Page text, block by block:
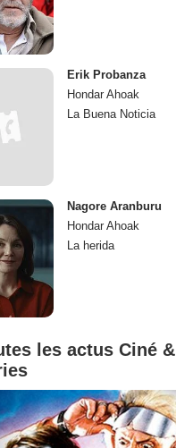
Erik Probanza
Hondar Ahoak
La Buena Noticia
Nagore Aranburu
Hondar Ahoak
La herida
les actus Ciné &